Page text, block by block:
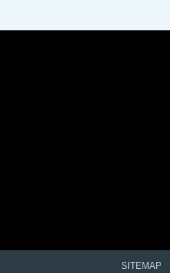
SITEMAP